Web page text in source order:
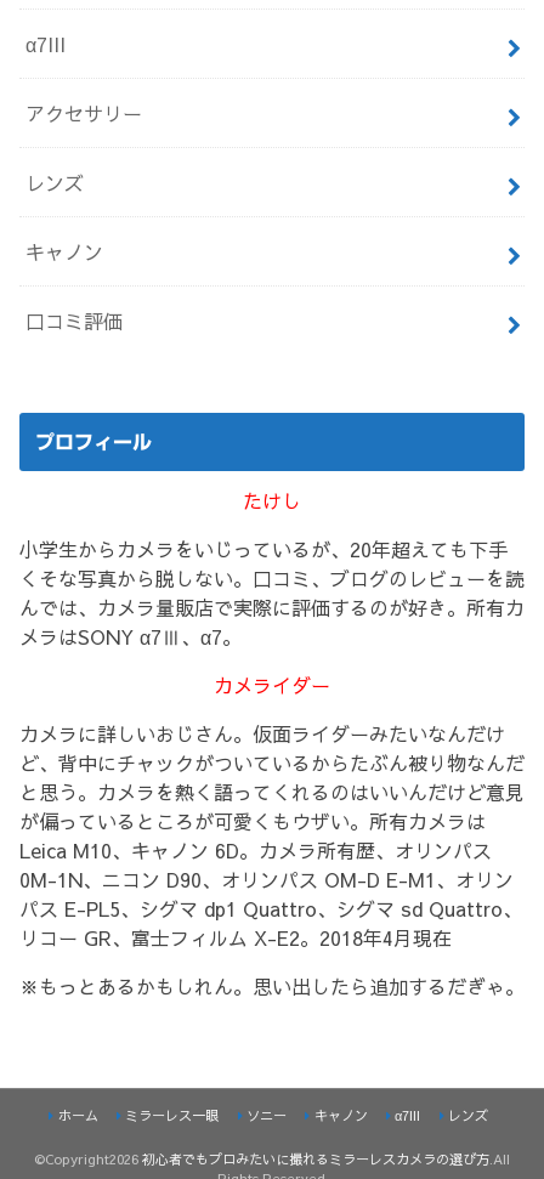
α7III
アクセサリー
レンズ
キャノン
口コミ評価
プロフィール
たけし
小学生からカメラをいじっているが、20年超えても下手
くそな写真から脱しない。口コミ、ブログのレビューを読
んでは、カメラ量販店で実際に評価するのが好き。所有カ
メラはSONY α7Ⅲ、α7。
カメライダー
カメラに詳しいおじさん。仮面ライダーみたいなんだけ
ど、背中にチャックがついているからたぶん被り物なんだ
と思う。カメラを熱く語ってくれるのはいいんだけど意見
が偏っているところが可愛くもウザい。所有カメラは
Leica M10、キャノン 6D。カメラ所有歴、オリンパス
0M-1N、ニコン D90、オリンパス OM-D E-M1、オリン
パス E-PL5、シグマ dp1 Quattro、シグマ sd Quattro、
リコー GR、富士フィルム X-E2。2018年4月現在
※もっとあるかもしれん。思い出したら追加するだぎゃ。
ホーム ミラーレス一眼 ソニー キャノン α7III レンズ
©Copyright2026 初心者でもプロみたいに撮れるミラーレスカメラの選び方.All